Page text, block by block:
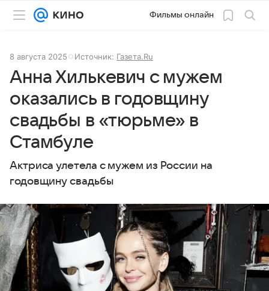
Фильмы онлайн
8 августа 2025 Источник: Газета.Ru
Анна Хилькевич с мужем
оказались в годовщину
свадьбы в «тюрьме» в
Стамбуле
Актриса улетела с мужем из России на
годовщину свадьбы